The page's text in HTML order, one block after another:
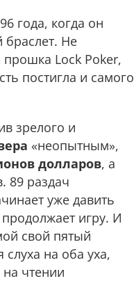
года, когда он
браслет. Не
прошка Lock Poker,
постигла и самого
зрелого и
«неопытным»,
долларов, а
89 раздач
уже давить
игру. И
свой пятый
на оба уха,
на чтении